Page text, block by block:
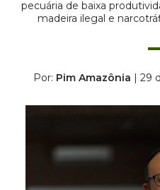
pecuária de baixa
madeira ilegal e
Por: Pim Amazônia | 29